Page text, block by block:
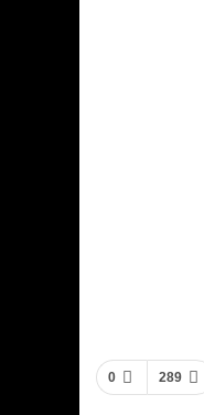
0 289